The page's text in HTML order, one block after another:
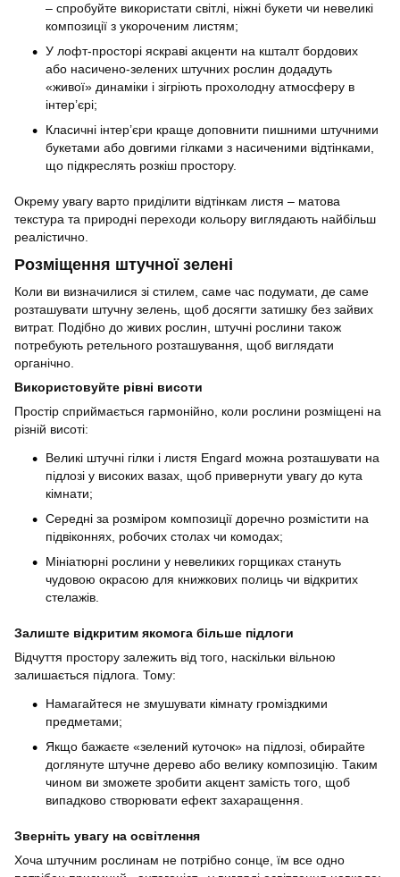
– спробуйте використати світлі, ніжні букети чи невеликі
композиції з укороченим листям;
У лофт-просторі яскраві акценти на кшталт бордових
або насичено-зелених штучних рослин додадуть
«живої» динаміки і зігріють прохолодну атмосферу в
інтер’єрі;
Класичні інтер’єри краще доповнити пишними штучними
букетами або довгими гілками з насиченими відтінками,
що підкреслять розкіш простору.
Окрему увагу варто приділити відтінкам листя – матова
текстура та природні переходи кольору виглядають найбільш
реалістично.
Розміщення штучної зелені
Коли ви визначилися зі стилем, саме час подумати, де саме
розташувати штучну зелень, щоб досягти затишку без зайвих
витрат. Подібно до живих рослин, штучні рослини також
потребують ретельного розташування, щоб виглядати
органічно.
Використовуйте рівні висоти
Простір сприймається гармонійно, коли рослини розміщені на
різній висоті:
Великі штучні гілки і листя Engard можна розташувати на
підлозі у високих вазах, щоб привернути увагу до кута
кімнати;
Середні за розміром композиції доречно розмістити на
підвіконнях, робочих столах чи комодах;
Мініатюрні рослини у невеликих горщиках стануть
чудовою окрасою для книжкових полиць чи відкритих
стелажів.
Залиште відкритим якомога більше підлоги
Відчуття простору залежить від того, наскільки вільною
залишається підлога. Тому:
Намагайтеся не змушувати кімнату громіздкими
предметами;
Якщо бажаєте «зелений куточок» на підлозі, обирайте
доглянуте штучне дерево або велику композицію. Таким
чином ви зможете зробити акцент замість того, щоб
випадково створювати ефект захаращення.
Зверніть увагу на освітлення
Хоча штучним рослинам не потрібно сонце, їм все одно